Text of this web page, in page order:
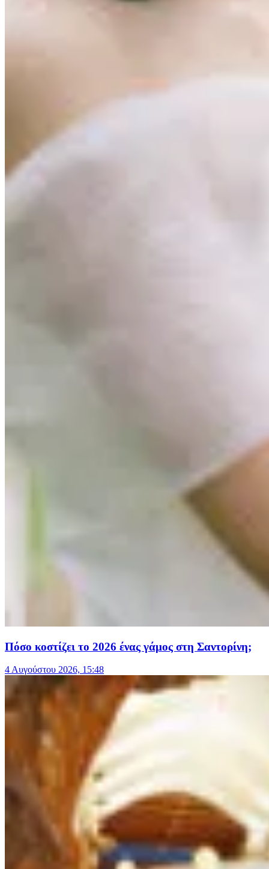
Πόσο κοστίζει το 2026 ένας γάμος στη Σαντορίνη;
4 Αυγούστου 2026, 15:48